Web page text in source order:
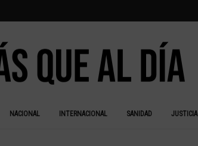
NACIONAL INTERNACIONAL SANIDAD JUSTICIA